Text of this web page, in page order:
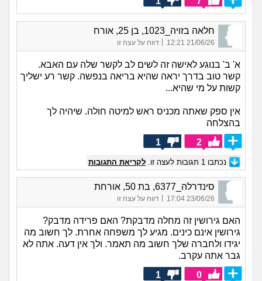
חלאה בזויה_1023, בן 25, אורח
21/06/26 12:21
| דווח על עצה זו
א' ב' בנוגע לאישה זה לשים לב לקשר שלה עם האבא.
קשר טוב בדרך יראה שהיא בריאה בנפשה. קשר רע ישליך
קשות על מי שהיא...
אין ספק שאתה מכניס ראש למיטה חולה. שיהיה לך
בהצלחה
2
1
נכתבו 1 תגובות לעצה זו. לקריאת התגובות
סינדרלה_6377, בת 50, אורחת
23/06/26 17:04 דווח על עצה זו
האם גירושין זה מחלה מדבקת? האם פרידה מדבק?
גירושין אינם כינים. מגיע לך משפחה אחרת. לך חשוב מה
יגידו ולחברה שלך חשוב מה תאמר. ולך אין דעה. אתה לא
גבר אתה עקרב.
0
1